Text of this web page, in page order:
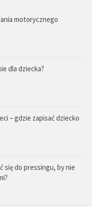
motorycznego
dla dziecka?
– gdzie zapisać dziecko
się do pressingu, by nie